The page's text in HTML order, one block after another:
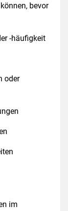
bevor
-häufigkeit
oder
im